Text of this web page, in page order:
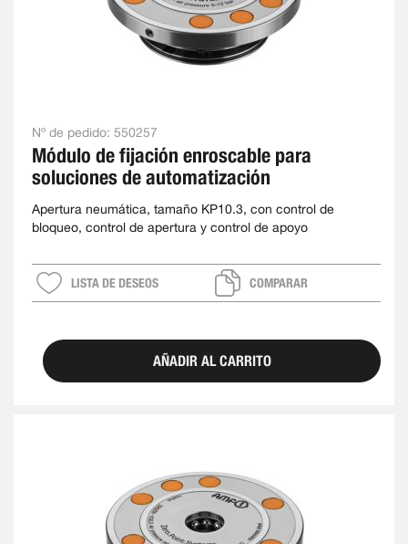
Nº de pedido: 550257
Módulo de fijación enroscable para
soluciones de automatización
Apertura neumática, tamaño KP10.3, con control de
bloqueo, control de apertura y control de apoyo
LISTA DE DESEOS COMPARAR
AÑADIR AL CARRITO